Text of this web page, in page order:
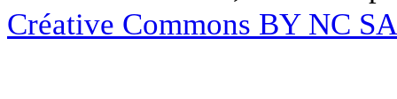
Créative Commons BY NC SA